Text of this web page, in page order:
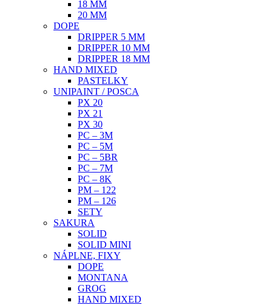
18 MM
20 MM
DOPE
DRIPPER 5 MM
DRIPPER 10 MM
DRIPPER 18 MM
HAND MIXED
PASTELKY
UNIPAINT / POSCA
PX 20
PX 21
PX 30
PC – 3M
PC – 5M
PC – 5BR
PC – 7M
PC – 8K
PM – 122
PM – 126
SETY
SAKURA
SOLID
SOLID MINI
NÁPLNE, FIXY
DOPE
MONTANA
GROG
HAND MIXED